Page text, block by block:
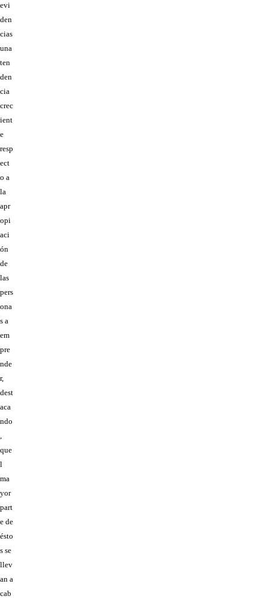
evi
den
cias
una
ten
den
cia
crec
ient
e
resp
ect
o a
la
apr
opi
aci
ón
de
las
pers
ona
s a
em
pre
nde
r,
dest
aca
ndo
,
que
l
ma
yor
part
e de
ésto
s se
llev
an a
cab